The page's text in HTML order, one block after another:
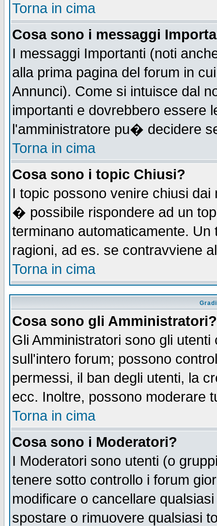
Torna in cima
Cosa sono i messaggi
I messaggi Importanti (noti
alla prima pagina del forum in
Annunci). Come si intuisce dal
importanti e dovrebbero essere
l'amministratore pu� decidere
Torna in cima
Cosa sono i topic Chiusi?
I topic possono venire chiusi
� possibile rispondere ad un
terminano automaticamente.
ragioni, ad es. se contravviene
Torna in cima
Cosa sono gli Amministratori?
Gli Amministratori sono gli
sull'intero forum; possono
permessi, il ban degli utenti, la
ecc. Inoltre, possono moderare
Torna in cima
Cosa sono i Moderatori?
I Moderatori sono utenti (o
tenere sotto controllo i forum
modificare o cancellare
spostare o rimuovere qualsiasi